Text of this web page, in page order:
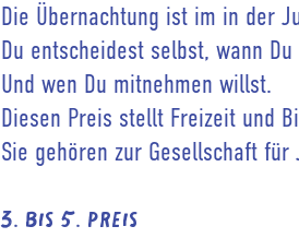
Die Übernachtung ist im in der
Du entscheidest selbst, wann
Und wen Du mitnehmen willst.
Diesen Preis stellt Freizeit und
Sie gehören zur Gesellschaft für
3. bis 5. Preis